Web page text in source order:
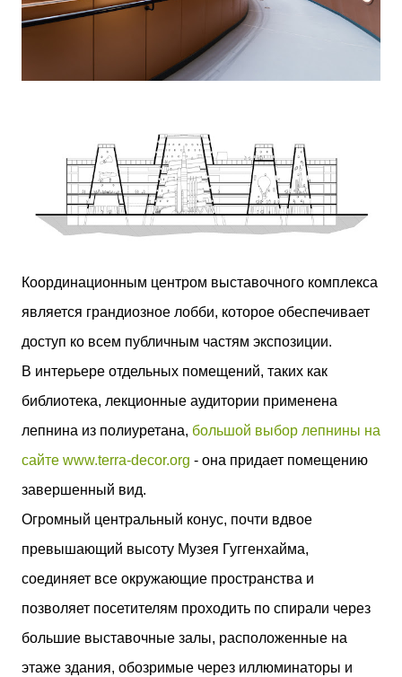
Координационным центром выставочного комплекса
является грандиозное лобби, которое обеспечивает
доступ ко всем публичным частям экспозиции.
В интерьере отдельных помещений, таких как
библиотека, лекционные аудитории применена
лепнина из полиуретана, большой выбор лепнины на
сайте www.terra-decor.org - она придает помещению
завершенный вид.
Огромный центральный конус, почти вдвое
превышающий высоту Музея Гуггенхайма,
соединяет все окружающие пространства и
позволяет посетителям проходить по спирали через
большие выставочные залы, расположенные на
этаже здания, обозримые через иллюминаторы и